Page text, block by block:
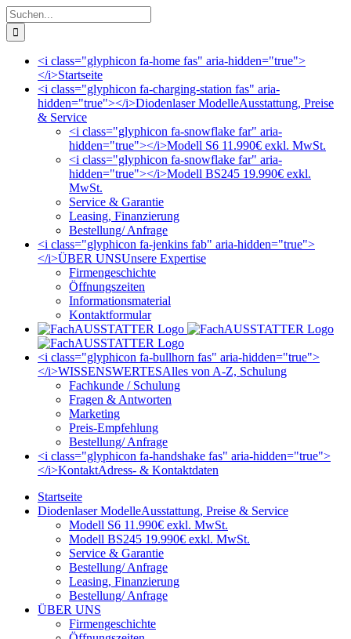
Zum
Inhalt
springen
Suche
nach:
<i class="glyphicon fa-home fas" aria-hidden="true">
</i>Startseite
<i class="glyphicon fa-charging-station fas" aria-
hidden="true"></i>Diodenlaser ModelleAusstattung, Preise
& Service
<i class="glyphicon fa-snowflake far" aria-
hidden="true"></i>Modell S6 11.990€ exkl. MwSt.
<i class="glyphicon fa-snowflake far" aria-
hidden="true"></i>Modell BS245 19.990€ exkl.
MwSt.
Service & Garantie
Leasing, Finanzierung
Bestellung/ Anfrage
<i class="glyphicon fa-jenkins fab" aria-hidden="true">
</i>ÜBER UNSUnsere Expertise
Firmengeschichte
Öffnungszeiten
Informationsmaterial
Kontaktformular
<i class="glyphicon fa-bullhorn fas" aria-hidden="true">
</i>WISSENSWERTESAlles von A-Z, Schulung
Fachkunde / Schulung
Fragen & Antworten
Marketing
Preis-Empfehlung
Bestellung/ Anfrage
<i class="glyphicon fa-handshake fas" aria-hidden="true">
</i>KontaktAdress- & Kontaktdaten
Startseite
Diodenlaser ModelleAusstattung, Preise & Service
Modell S6 11.990€ exkl. MwSt.
Modell BS245 19.990€ exkl. MwSt.
Service & Garantie
Bestellung/ Anfrage
Leasing, Finanzierung
Bestellung/ Anfrage
ÜBER UNS
Firmengeschichte